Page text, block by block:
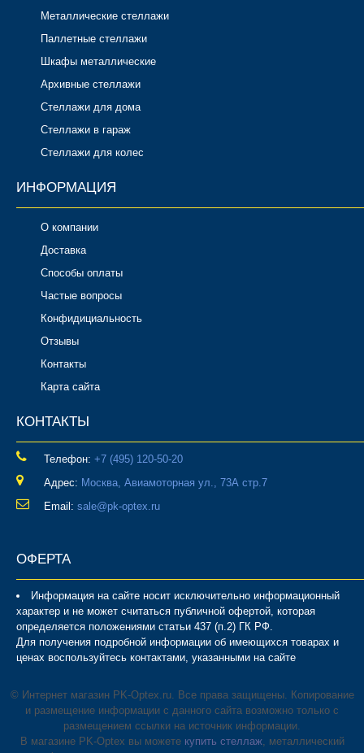
Металлические стеллажи
Паллетные стеллажи
Шкафы металлические
Архивные стеллажи
Стеллажи для дома
Стеллажи в гараж
Стеллажи для колес
ИНФОРМАЦИЯ
О компании
Доставка
Способы оплаты
Частые вопросы
Конфидициальность
Отзывы
Контакты
Карта сайта
КОНТАКТЫ
Телефон: ‎+7 (495) 120-50-20
Адрес: Москва, Авиамоторная ул., 73А стр.7
Email: sale@pk-optex.ru
ОФЕРТА
Информация на сайте носит исключительно информационный
характер и не может считаться публичной офертой, которая
определяется положениями статьи 437 (п.2) ГК РФ.
Для получения подробной информации об имеющихся товарах и
ценах воспользуйтесь контактами, указанными на сайте
© Интернет магазин PK-Optex.ru. Все права защищены. Копирование
и размещение информации с данного сайта возможно только с
размещением ссылки на источник информации.
В магазине PK-Optex вы можете купить стеллаж, металлический